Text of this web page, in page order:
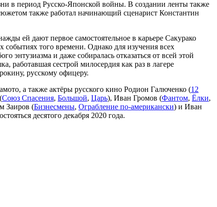
в период Русско-Японской войны. В создании ленты также
также работал начинающий сценарист Константин
ей дают первое самостоятельное в карьере Сакурако
того времени. Однако для изучения всех
энтузиазма и даже собиралась отказаться от всей этой
работавшая сестрой милосердия как раз в лагере
русскому офицеру.
а также актёры русского кино Родион Галюченко (12
Союз Спасения, Большой, Царь), Иван Громов (Фантом, Ёлки,
Заиров (Бизнесмены, Ограбление по-американски) и Иван
десятого декабря 2020 года.